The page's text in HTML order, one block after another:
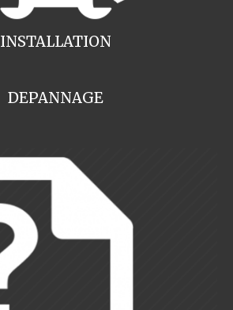
INSTALLATION
DEPANNAGE